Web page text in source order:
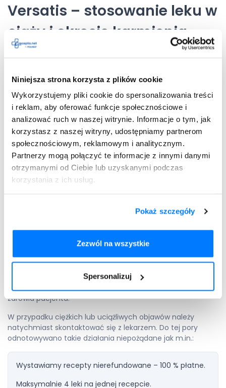
Niniejsza strona korzysta z plików cookie
Wykorzystujemy pliki cookie do spersonalizowania treści
i reklam, aby oferować funkcje społecznościowe i
analizować ruch w naszej witrynie. Informacje o tym, jak
korzystasz z naszej witryny, udostępniamy partnerom
społecznościowym, reklamowym i analitycznym.
Partnerzy mogą połączyć te informacje z innymi danymi
otrzymanymi od Ciebie lub uzyskanymi podczas
korzystania z ich usług.
Pokaż szczegóły
Zezwól na wszystkie
Spersonalizuj
Versatis – stosowanie leku w
ciąży i okresie karmienia
piersią
Nie należy stosować plastrów Versatis u kobiet w
podejrzewających ciążę lub planujących dziecko. Lekarz
może go przepisać w tej grupie pacjentek, jednak tylko
wtedy, gdy korzyści z tym związane znacznie przewyższają
ewentualne ryzyko.
Należy skonsultować z lekarzem możliwość stosowania leku
Versatis u kobiet w okresiekarmienia piersią. Do mleka
matki mogą przenikać tylko bardzo niewielkie ilości
substancji czynnej, które nie powinny wywoływać
negatywnego wpływu na karmionego dziecka. Zawsze
Versatis – działania
niepożądane
U pacjentów stosujących plastry Versatis mogą
występować działania niepożądane, jednak nie dotyczy to
każdego przypadku. Rodzaj i nasilenie skutków ubocznych
zależą od indywidualnych predyspozycji organizmu i stanu
zdrowia pacjenta.
W przypadku ciężkich lub uciążliwych objawów należy
natychmiast skontaktować się z lekarzem. Do tej pory
odnotowywano takie działania niepożądane jak m.in.:
Wystawiamy recepty nierefundowane – 100 % płatne.
Maksymalnie 4 leki na jednej recepcie.